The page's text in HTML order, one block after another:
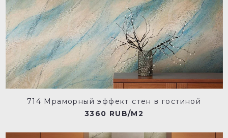
714 Мраморный эффект стен в гостиной
3360 RUB/M2